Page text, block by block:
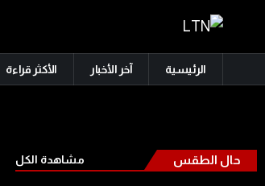
الرئيسية آخر الأخبار الأكثر قراءة
حال الطقس مشاهدة الكل